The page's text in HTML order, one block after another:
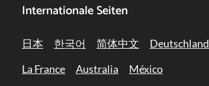
Internationale Seiten
日本 한국어 简体中文 Deutschland
La France
Australia México